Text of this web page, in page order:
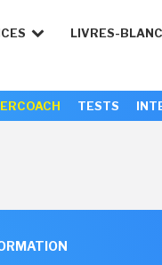
LIVRES-
TESTS